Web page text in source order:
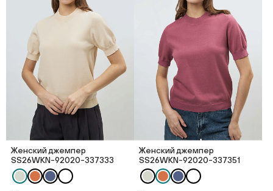
Женский джемпер
SS26WKN-92020-337333
Женский джемпер
SS26WKN-92020-337351